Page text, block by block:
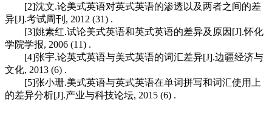
[2]沈文.论美式英语对英式英语的渗透以及两者之间的差
异[J].考试周刊, 2012 (31) .
[3]姚素红.试论美式英语和英式英语的差异及原因[J].怀化
学院学报, 2006 (11) .
[4]张宇.论英式英语与美式英语的词汇差异[J].边疆经济与
文化, 2013 (6) .
[5]张小珊.美式英语与英式英语在单词拼写和词汇使用上
的差异分析[J].产业与科技论坛, 2015 (6) .